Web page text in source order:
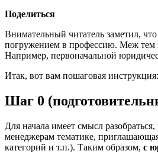
Поделиться
Внимательный читатель заметил,
погружением в профессию. Меж тем
Например, первоначальной
Итак, вот вам пошаговая
Шаг 0
Для начала имеет смысл
менеджерам тематике,
категорий и т.п.). Таким образом, с